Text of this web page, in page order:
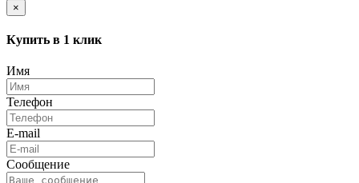
×
Купить в 1 клик
Имя
Телефон
E-mail
Сообщение